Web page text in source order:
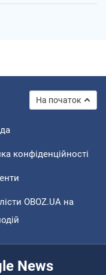
На початок
конфіденційності
OBOZ.UA на
News